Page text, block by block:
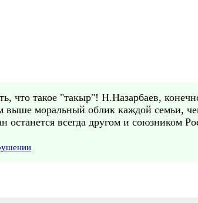
что такое "такыр"! Н.Назарбаев,
выше моральный облик каждой семьи,
останется всегда другом и союзником